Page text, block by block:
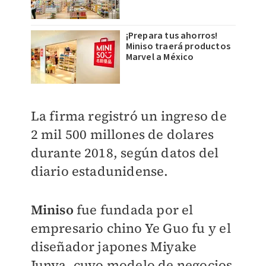
¡Prepara tus ahorros!
Miniso traerá productos
Marvel a México
La firma registró un ingreso de
2 mil 500 millones de dolares
durante 2018, según datos del
diario estadunidense.
Miniso fue fundada por el
empresario chino Ye Guo fu y el
diseñador japones Miyake